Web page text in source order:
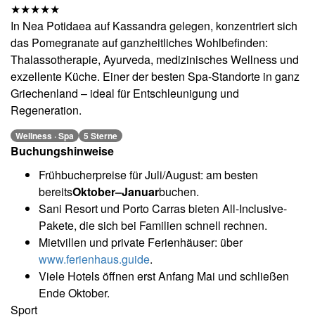
★★★★★
In Nea Potidaea auf Kassandra gelegen, konzentriert sich
das Pomegranate auf ganzheitliches Wohlbefinden:
Thalassotherapie, Ayurveda, medizinisches Wellness und
exzellente Küche. Einer der besten Spa-Standorte in ganz
Griechenland – ideal für Entschleunigung und
Regeneration.
Wellness · Spa 5 Sterne
Buchungshinweise
Frühbucherpreise für Juli/August: am besten
bereitsOktober–Januarbuchen.
Sani Resort und Porto Carras bieten All-Inclusive-
Pakete, die sich bei Familien schnell rechnen.
Mietvillen und private Ferienhäuser: über
www.ferienhaus.guide.
Viele Hotels öffnen erst Anfang Mai und schließen
Ende Oktober.
Sport